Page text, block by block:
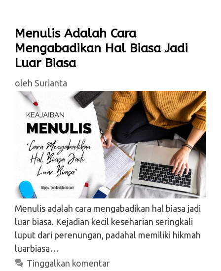
Menulis Adalah Cara
Mengabadikan Hal Biasa Jadi
Luar Biasa
oleh Surianta
Menulis adalah cara mengabadikan hal biasa jadi
luar biasa. Kejadian kecil keseharian seringkali
luput dari perenungan, padahal memiliki hikmah
luarbiasa…
Tinggalkan komentar